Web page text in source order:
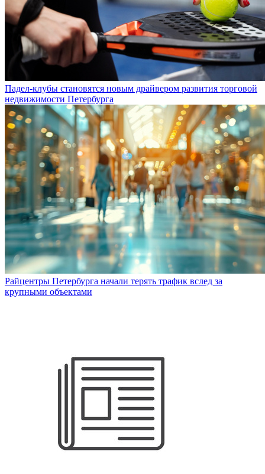
Падел-клубы становятся новым драйвером развития торговой
недвижимости Петербурга
Райцентры Петербурга начали терять трафик вслед за
крупными объектами